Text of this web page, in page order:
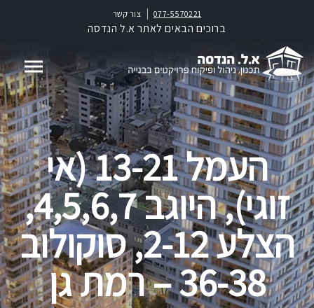
צור קשר 077-5570221
ברוכים הבאים לאתר א.ל הנדסה
העמל 13-21 (אי
זוגי), היוגב 4,5,6,7,
הצלע 2-12, סוקולוב
36-38 – רמת גן